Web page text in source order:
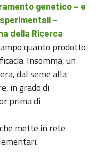
genetico – e
–
della Ricerca
quanto prodotto
Insomma, un
dal seme alla
in grado di
prima di
mette in rete